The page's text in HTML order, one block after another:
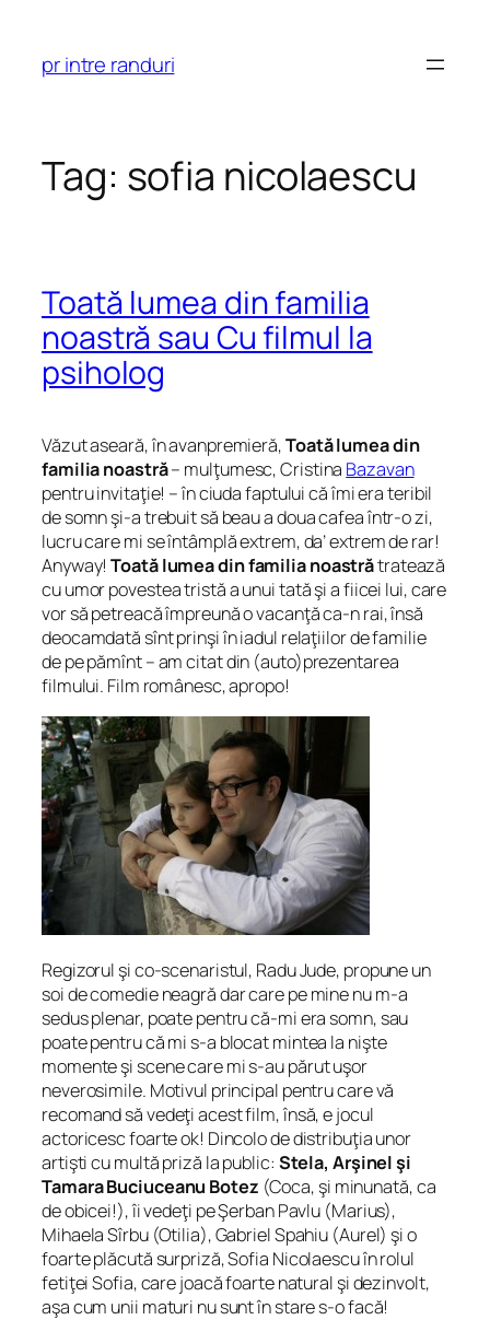
content
pr intre randuri
Tag: sofia nicolaescu
Toată lumea din familia
noastră sau Cu filmul la
psiholog
Văzut aseară, în avanpremieră,Toată lumea din
familia noastră– mulţumesc, Cristina Bazavan
pentru invitaţie! – în ciuda faptului că îmi era teribil
de somn şi-a trebuit să beau a doua cafea într-o zi,
lucru care mi se întâmplă extrem, da’ extrem de rar!
Anyway!Toată lumea din familia noastrătratează
cu umor povestea tristă a unui tată şi a fiicei lui, care
vor să petreacă împreună o vacanţă ca-n rai, însă
deocamdată sînt prinşi în iadul relaţiilor de familie
de pe pămînt– am citat din (auto)prezentarea
filmului. Film românesc, apropo!
Regizorul şi co-scenaristul, Radu Jude, propune un
soi de comedie neagră dar care pe mine nu m-a
sedus plenar, poate pentru că-mi era somn, sau
poate pentru că mi s-a blocat mintea la nişte
momente şi scene care mi s-au părut uşor
neverosimile. Motivul principal pentru care vă
recomand să vedeţi acest film, însă, e jocul
actoricesc foarte ok! Dincolo de distribuţia unor
artişti cu multă priză la public: Stela, Arşinel şi
Tamara Buciuceanu Botez (Coca, şi minunată, ca
de obicei!), îi vedeţi pe Şerban Pavlu (Marius),
Mihaela Sîrbu (Otilia), Gabriel Spahiu (Aurel) şi o
foarte plăcută surpriză, Sofia Nicolaescu în rolul
fetiţei Sofia, care joacă foarte natural şi dezinvolt,
aşa cum unii maturi nu sunt în stare s-o facă!